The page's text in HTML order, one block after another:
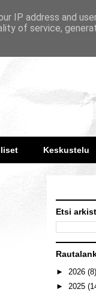
Keskustelu
Etsi
► 2026 (8)
► 2025
IP address and
of service,